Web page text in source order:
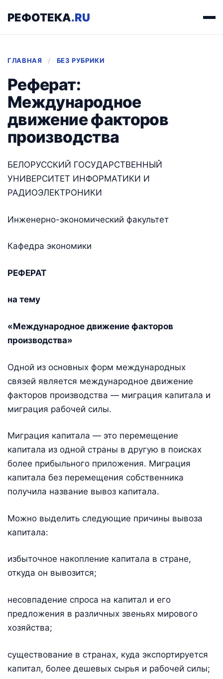
РЕФОТЕКА.RU
ГЛАВНАЯ / БЕЗ РУБРИКИ
Реферат:
Международное
движение факторов
производства
БЕЛОРУССКИЙ ГОСУДАРСТВЕННЫЙ
УНИВЕРСИТЕТ ИНФОРМАТИКИ И
РАДИОЭЛЕКТРОНИКИ
Инженерно-экономический факультет
Кафедра экономики
РЕФЕРАТ
на тему
«Международное движение факторов
производства»
Одной из основных форм международных
связей является международное движение
факторов производства — миграция капитала и
миграция рабочей силы.
Миграция капитала — это перемещение
капитала из одной страны в другую в поисках
более прибыльного приложения. Миграция
капитала без перемещения собственника
получила название вывоз капитала.
Можно выделить следующие причины вывоза
капитала:
избыточное накопление капитала в стране,
откуда он вывозится;
несовпадение спроса на капитал и его
предложения в различных звеньях мирового
хозяйства;
существование в странах, куда экспортируется
капитал, более дешевых сырья и рабочей силы;